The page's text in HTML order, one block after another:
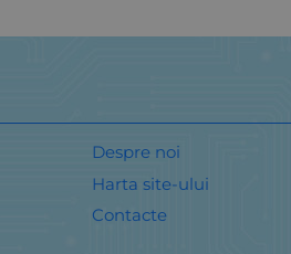
Despre noi
Harta site-ului
Contacte